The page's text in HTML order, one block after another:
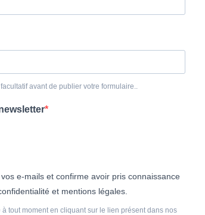
avant de publier votre formulaire..
e-mails et confirme avoir pris connaissance
et mentions légales.
tout moment en cliquant sur le lien présent dans nos